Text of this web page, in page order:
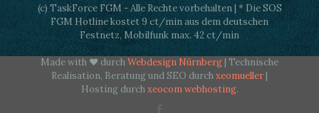
(c) TaskForce FGM - Alle Rechte vorbehalten | * Die SOS
FGM Hotline kostet 9 ct/min aus dem deutschen
Festnetz, Mobilfunk max. 42 ct/min
Made with ♥ durchWebdesign Nürnberg | Technische
Realisation, Beratung und SEO durchxeomueller |
Hosting durchxeocom webhosting.